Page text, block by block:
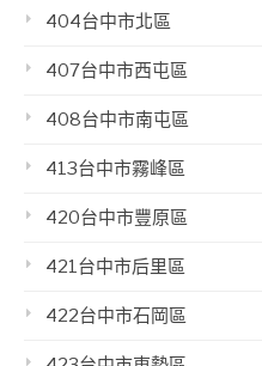
404台中市北區
407台中市西屯區
408台中市南屯區
413台中市霧峰區
420台中市豐原區
421台中市后里區
422台中市石岡區